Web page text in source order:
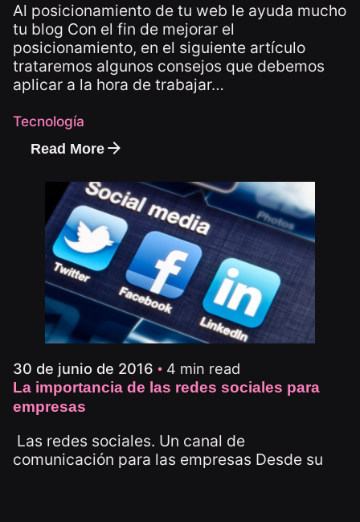
Al posicionamiento de tu web le ayuda mucho
tu blog Con el fin de mejorar el
posicionamiento, en el siguiente artículo
trataremos algunos consejos que debemos
aplicar a la hora de trabajar…
Tecnología
Read More
30 de junio de 2016 4 min read
La importancia de las redes sociales para
empresas
Las redes sociales. Un canal de
comunicación para las empresas Desde su